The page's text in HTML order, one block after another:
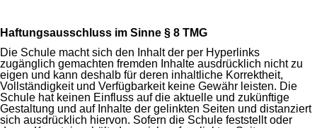
Haftungsausschluss im Sinne § 8 TMG
Die Schule macht sich den Inhalt der per Hyperlinks
zugänglich gemachten fremden Inhalte ausdrücklich nicht zu
eigen und kann deshalb für deren inhaltliche Korrektheit,
Vollständigkeit und Verfügbarkeit keine Gewähr leisten. Die
Schule hat keinen Einfluss auf die aktuelle und zukünftige
Gestaltung und auf Inhalte der gelinkten Seiten und distanziert
sich ausdrücklich hiervon. Sofern die Schule feststellt oder